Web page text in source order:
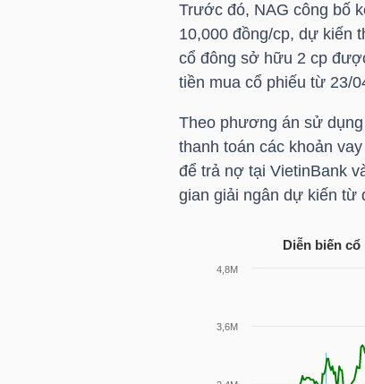
Trước đó, NAG công bố
10,000 đồng/cp, dự kiến
cổ đông sở hữu 2 cp
tiền mua cổ phiếu từ 23/
Theo phương án sử
thanh toán các khoản
để trả nợ tại VietinBank
gian giải ngân dự kiến từ
Diễn biến cổ